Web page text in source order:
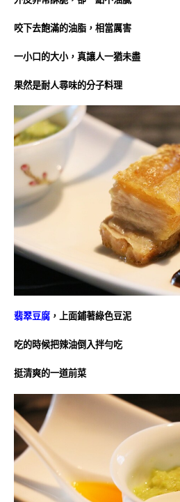
咬下去飽滿的油脂，相當厲害
一小口的大小，真讓人一猶未盡
果然是耐人尋味的分子料理
翡翠豆腐 ，上面鋪著綠色豆泥
吃的時候把辣油倒入拌勻吃
挺清爽的一道前菜